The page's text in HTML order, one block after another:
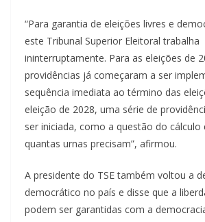
“Para garantia de eleições livres e
este Tribunal Superior Eleitoral trabalha
ininterruptamente. Para as eleições de
providências já começaram a ser
sequência imediata ao término das
eleição de 2028, uma série de
ser iniciada, como a questão do cálculo
quantas urnas precisam”, afirmou.
A presidente do TSE também voltou a
democrático no país e disse que a
podem ser garantidas com a